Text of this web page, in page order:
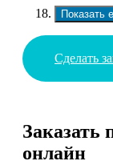
Показать
Сделать
Заказать
онлайн